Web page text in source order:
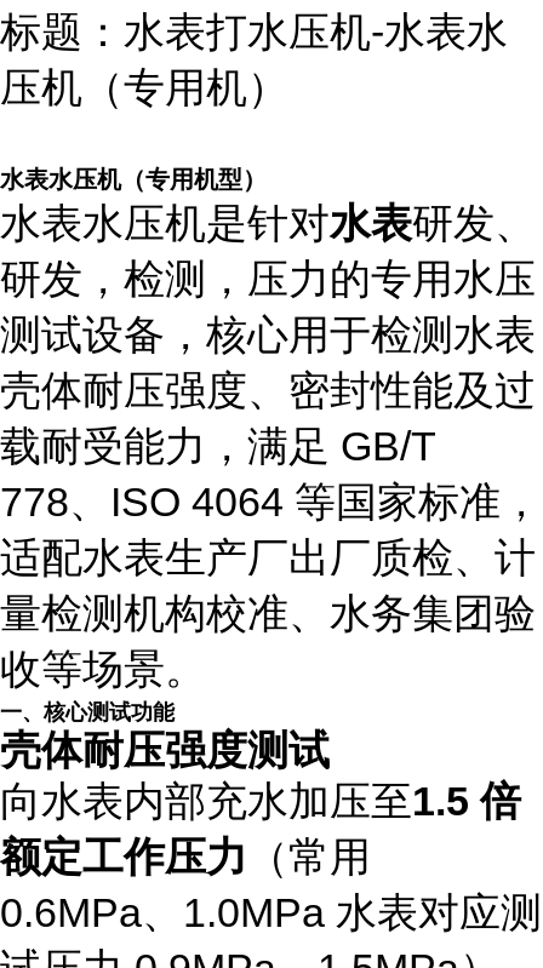
标题：水表打水压机-水表水
压机（专用机）
水表水压机（专用机型）
水表水压机是针对水表研发、
研发，检测，压力的专用水压
测试设备，核心用于检测水表
壳体耐压强度、密封性能及过
载耐受能力，满足 GB/T
778、ISO 4064 等国家标准，
适配水表生产厂出厂质检、计
量检测机构校准、水务集团验
收等场景。
一、核心测试功能
壳体耐压强度测试
向水表内部充水加压至1.5 倍
额定工作压力 （常用
0.6MPa、1.0MPa 水表对应测